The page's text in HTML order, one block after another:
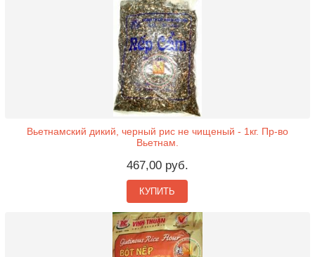
Вьетнамский дикий, черный рис не чищеный - 1кг. Пр-во
Вьетнам.
467,00 руб.
КУПИТЬ